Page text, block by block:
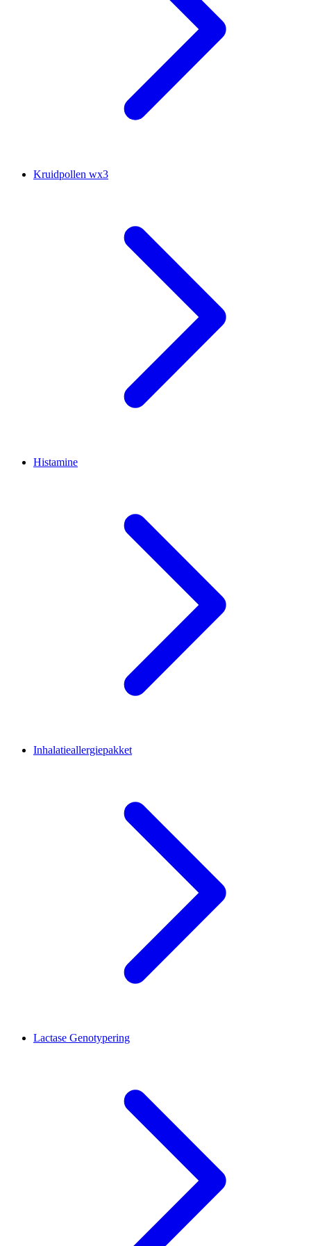
Kruidpollen wx3
Histamine
Inhalatieallergiepakket
Lactase Genotypering